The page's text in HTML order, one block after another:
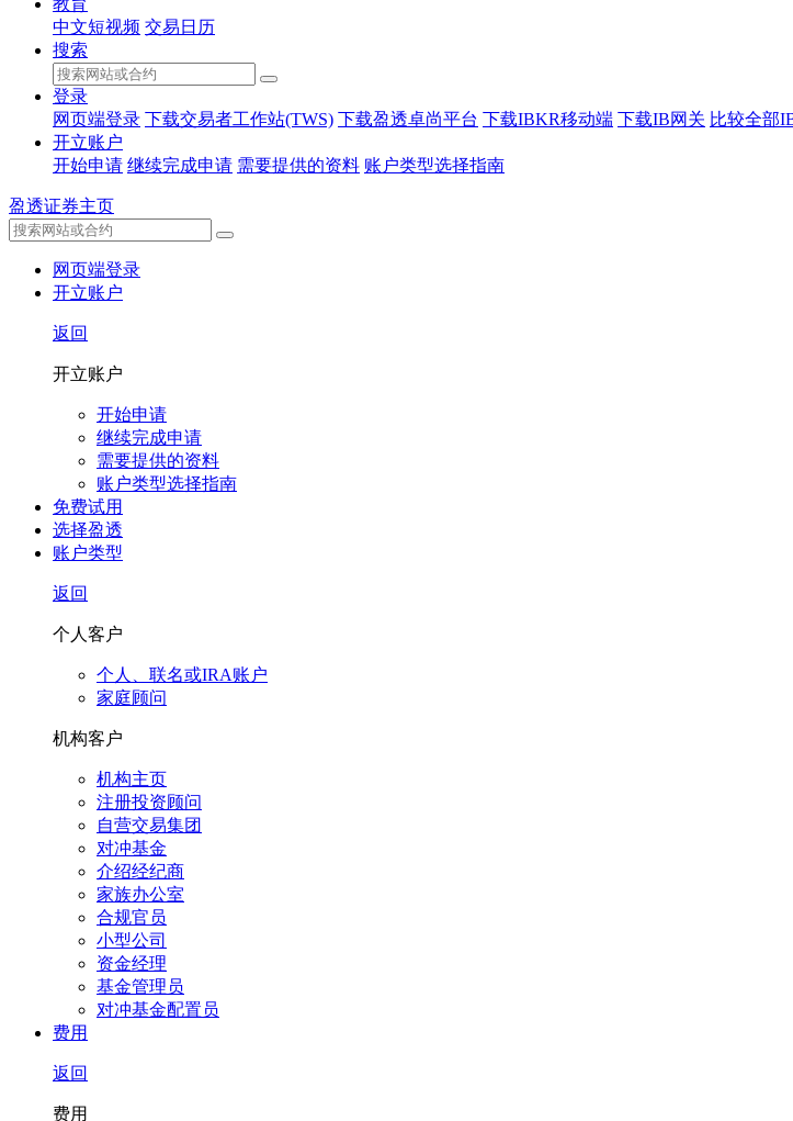
教育
中文短视频 交易日历
搜索
登录
网页端登录 下载交易者工作站(TWS) 下载盈透卓尚平台 下载IBKR移动端 下载IB网关 比较全部
开立账户
开始申请 继续完成申请 需要提供的资料 账户类型选择指南
盈透证券主页
网页端登录
开立账户
返回
开立账户
开始申请
继续完成申请
需要提供的资料
账户类型选择指南
免费试用
选择盈透
账户类型
返回
个人客户
个人、联名或IRA账户
家庭顾问
机构客户
机构主页
注册投资顾问
自营交易集团
对冲基金
介绍经纪商
家族办公室
合规官员
小型公司
资金经理
基金管理员
对冲基金配置员
费用
返回
费用